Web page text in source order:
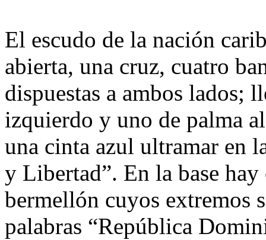
El escudo de la nación
abierta, una cruz, cuatro
dispuestas a ambos lados;
izquierdo y uno de palma
una cinta azul ultramar en
y Libertad”. En la base
bermellón cuyos extremos
palabras “República